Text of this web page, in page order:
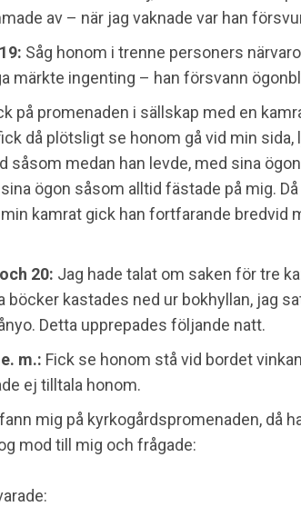
av – när jag vaknade var han
Såg honom i trenne personers
märkte ingenting – han försvann
på promenaden i sällskap med en
då plötsligt se honom gå vid min sida,
såsom medan han levde, med sina
ögon såsom alltid fästade på mig.
kamrat gick han fortfarande bredvid
20: Jag hade talat om saken för tre
böcker kastades ned ur bokhyllan, jag
Detta upprepades följande natt.
m.: Fick se honom stå vid bordet
ej tilltala honom.
mig på kyrkogårdspromenaden, då
mod till mig och frågade: